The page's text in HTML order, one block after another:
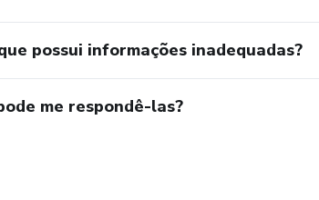
possui informações inadequadas?
me respondê-las?